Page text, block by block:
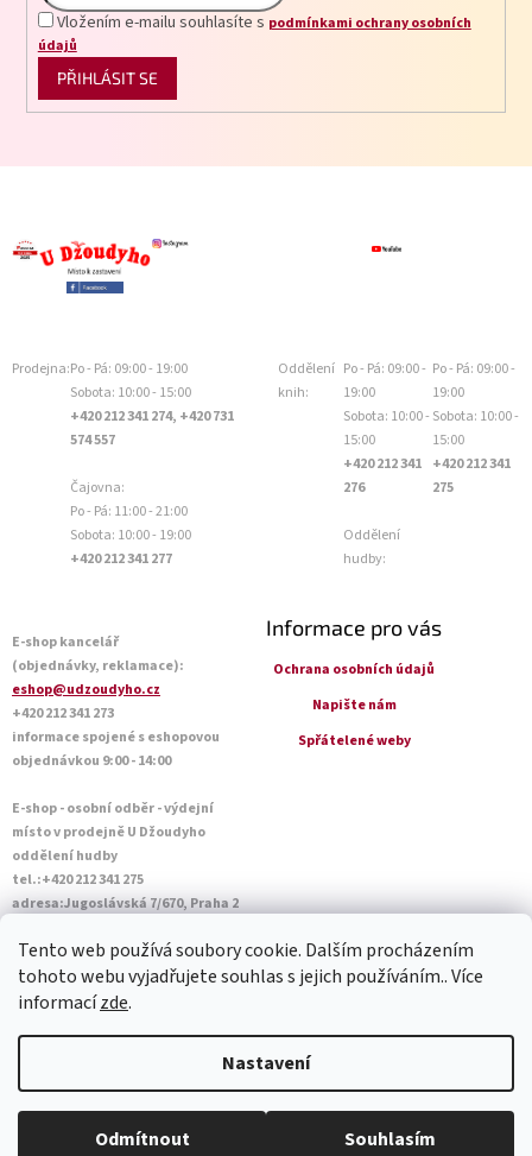
Tento web používá soubory cookie. Dalším procházením
tohoto webu vyjadřujete souhlas s jejich používáním.. Více
informacízde.
Nastavení
Odmítnout Souhlasím
Vložením e-mailu souhlasíte s podmínkami ochrany osobních
údajů
PŘIHLÁSIT SE
Prodejna:Po - Pá: 09:00 - 19:00
Sobota: 10:00 - 15:00
+420 212 341 274, +420 731
574 557
Čajovna:
Po - Pá: 11:00 - 21:00
Sobota: 10:00 - 19:00
+420 212 341 277
Oddělení
knih:
Po - Pá: 09:00 -
19:00
Sobota: 10:00 -
15:00
+420 212 341
276
Oddělení
hudby:
Po - Pá: 09:00 -
19:00
Sobota: 10:00 -
15:00
+420 212 341
275
E-shop kancelář
(objednávky, reklamace):
eshop@udzoudyho.cz
+420 212 341 273
informace spojené s eshopovou
objednávkou 9:00 - 14:00
E-shop - osobní odběr - výdejní
místo v prodejně U Džoudyho
oddělení hudby
tel.:+420 212 341 275
adresa:Jugoslávská 7/670, Praha 2
Sobota: 10:00 - 14:45
Informace pro vás
Ochrana osobních údajů
Napište nám
Spřátelené weby
Copyright 2026U Džoudyho. Všechna práva vyhrazena.